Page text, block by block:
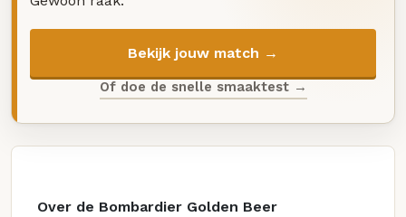
Bekijk jouw match →
Of doe de snelle smaaktest →
Over de Bombardier Golden Beer